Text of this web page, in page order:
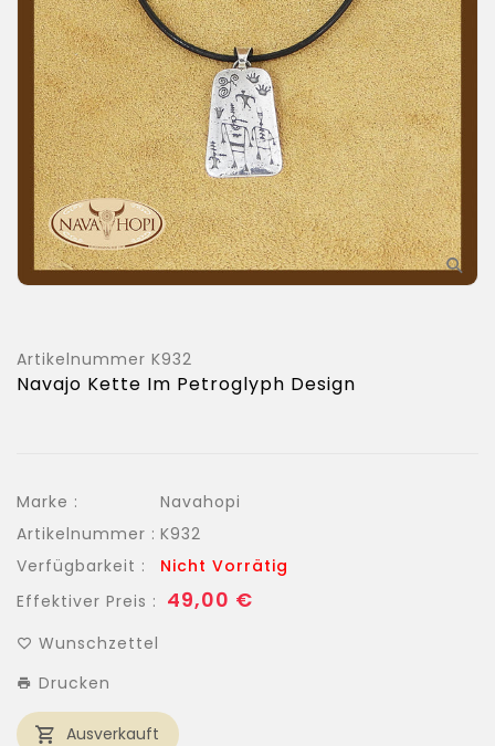
Artikelnummer K932
Navajo Kette Im Petroglyph Design
Marke :
Navahopi
Artikelnummer : K932
Verfügbarkeit :
Nicht Vorrätig
Effektiver Preis : Normaler
49,00 €
Wunschzettel
Drucken
Ausverkauft